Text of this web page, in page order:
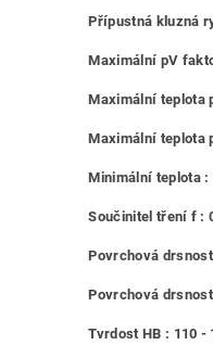
Přípustná kluzná
Maximální pV
Maximální teplota
Maximální teplota
Minimální teplota :
Součinitel tření f :
Povrchová
Povrchová
Tvrdost HB : 110 -